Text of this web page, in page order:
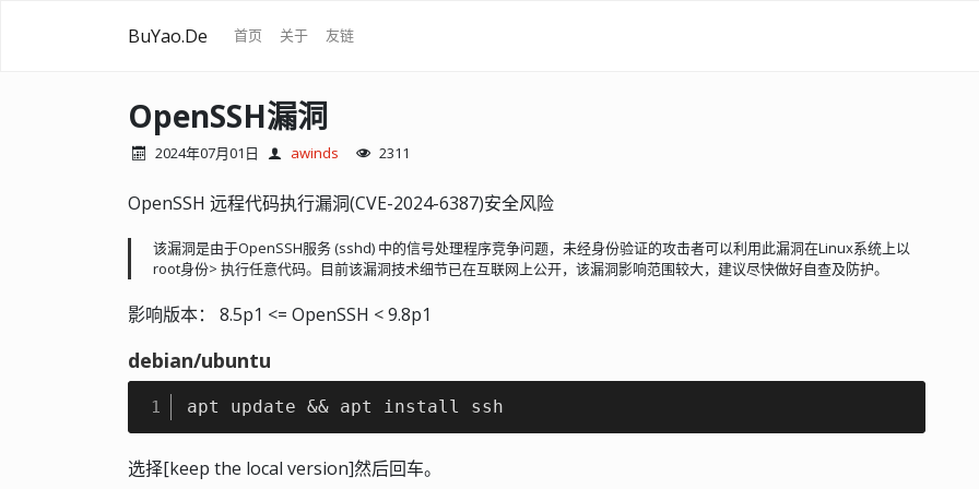
BuYao.De 首页 关于 友链
OpenSSH漏洞
2024年07月01日 awinds 2311
OpenSSH 远程代码执行漏洞(CVE-2024-6387)安全风险
该漏洞是由于OpenSSH服务 (sshd) 中的信号处理程序竞争问题，未经身份验证的攻击者可以利用此漏洞在Linux系统上以
root身份> 执行任意代码。目前该漏洞技术细节已在互联网上公开，该漏洞影响范围较大，建议尽快做好自查及防护。
影响版本： 8.5p1 <= OpenSSH < 9.8p1
debian/ubuntu
1 apt update && apt install ssh
选择[keep the local version]然后回车。